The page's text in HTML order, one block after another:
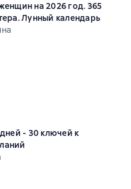
на 2026 год. 365
Лунный календарь
5 на основе 2 оценок
- 30 ключей к
4,9 на основе 56 оценок